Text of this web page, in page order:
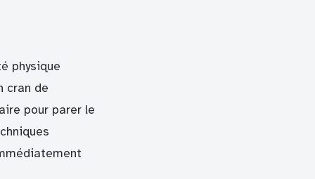
physique
cran de
pour parer le